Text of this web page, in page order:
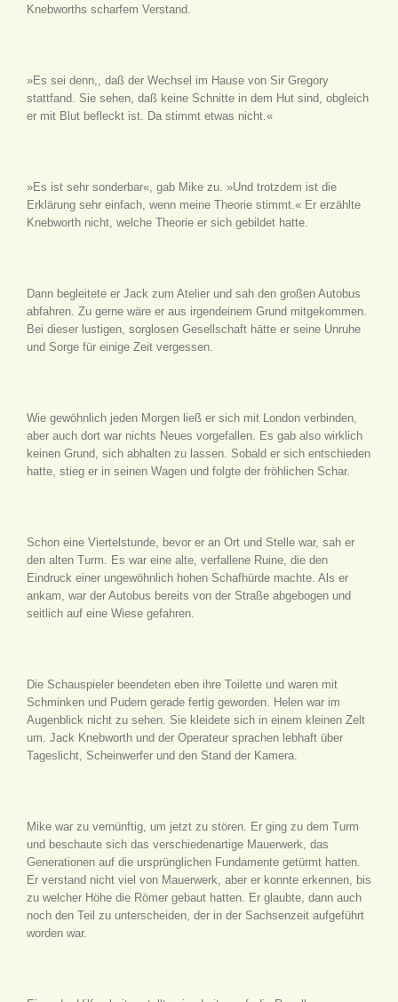
Knebworths scharfem Verstand.
»Es sei denn,, daß der Wechsel im Hause von Sir Gregory
stattfand. Sie sehen, daß keine Schnitte in dem Hut sind, obgleich
er mit Blut befleckt ist. Da stimmt etwas nicht.«
»Es ist sehr sonderbar«, gab Mike zu. »Und trotzdem ist die
Erklärung sehr einfach, wenn meine Theorie stimmt.« Er erzählte
Knebworth nicht, welche Theorie er sich gebildet hatte.
Dann begleitete er Jack zum Atelier und sah den großen Autobus
abfahren. Zu gerne wäre er aus irgendeinem Grund mitgekommen.
Bei dieser lustigen, sorglosen Gesellschaft hätte er seine Unruhe
und Sorge für einige Zeit vergessen.
Wie gewöhnlich jeden Morgen ließ er sich mit London verbinden,
aber auch dort war nichts Neues vorgefallen. Es gab also wirklich
keinen Grund, sich abhalten zu lassen. Sobald er sich entschieden
hatte, stieg er in seinen Wagen und folgte der fröhlichen Schar.
Schon eine Viertelstunde, bevor er an Ort und Stelle war, sah er
den alten Turm. Es war eine alte, verfallene Ruine, die den
Eindruck einer ungewöhnlich hohen Schafhürde machte. Als er
ankam, war der Autobus bereits von der Straße abgebogen und
seitlich auf eine Wiese gefahren.
Die Schauspieler beendeten eben ihre Toilette und waren mit
Schminken und Pudern gerade fertig geworden. Helen war im
Augenblick nicht zu sehen. Sie kleidete sich in einem kleinen Zelt
um. Jack Knebworth und der Operateur sprachen lebhaft über
Tageslicht, Scheinwerfer und den Stand der Kamera.
Mike war zu vernünftig, um jetzt zu stören. Er ging zu dem Turm
und beschaute sich das verschiedenartige Mauerwerk, das
Generationen auf die ursprünglichen Fundamente getürmt hatten.
Er verstand nicht viel von Mauerwerk, aber er konnte erkennen, bis
zu welcher Höhe die Römer gebaut hatten. Er glaubte, dann auch
noch den Teil zu unterscheiden, der in der Sachsenzeit aufgeführt
worden war.